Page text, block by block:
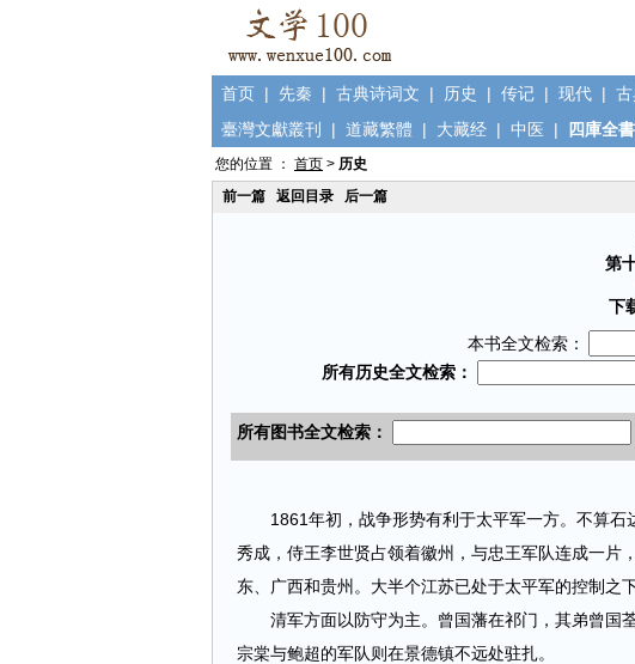
首页 | 先秦 | 古典诗词文 | 历史 | 传记 | 现代 |
臺灣文獻叢刊
| 道藏繁體 | 大藏经 | 中医 | 四庫全
您的位置 ： 首页 > 历史
前一篇
返回目录 后一篇
第
下
本书全文检索：
1861年初，战争形势有利于太平军一方。不算石
秀成，侍王李世贤占领着徽州，与忠王军队连成一片
东、广西和贵州。大半个江苏已处于太平军的控制之
清军方面以防守为主。曾国藩在祁门，其弟曾国
宗棠与鲍超的军队则在景德镇不远处驻扎。